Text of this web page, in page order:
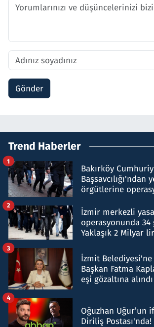
Gönder
Trend Haberler
Bakırköy
Başsavcılığı'ndan
örgütlerine
1
İzmir merkezli
operasyonunda 34
Yaklaşık 2 Milyar
2
İzmit
Başkan Fatma
eşi gözaltına alındı
3
Oğuzhan Uğur’un
Diriliş Postası'nda!
4